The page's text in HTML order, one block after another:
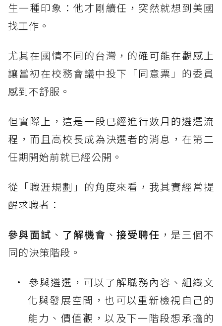
生一種印象：他才剛續任，突然就想到美國
找工作。
尤其在國情不同的台灣，的確可能在觀感上
讓當初在校務會議中投下「同意票」的委員
感到不舒服。
但實際上，這是一段已經進行數月的遴選流
程，而且高校長成為決選者的消息，在第二
任期開始前就已經公開。
從「職涯規劃」的角度來看，我其實經常提
醒求職者：
參與面試 、 了解機會 、接受聘任 ，是三個不
同的決策階段。
參與遴選，可以了解職務內容、組織文
化與發展空間，也可以重新檢視自己的
能力、價值觀，以及下一階段想承擔的